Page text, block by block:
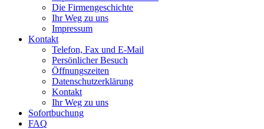
Die Firmengeschichte
Ihr Weg zu uns
Impressum
Kontakt
Telefon, Fax und E-Mail
Persönlicher Besuch
Öffnungszeiten
Datenschutzerklärung
Kontakt
Ihr Weg zu uns
Sofortbuchung
FAQ